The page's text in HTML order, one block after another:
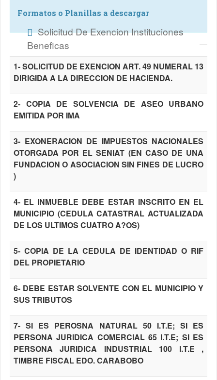
Formatos o Planillas a descargar
Solicitud De Exencion Instituciones
Beneficas
1- SOLICITUD DE EXENCION ART. 49 NUMERAL 13
DIRIGIDA A LA DIRECCION DE HACIENDA.
2- COPIA DE SOLVENCIA DE ASEO URBANO
EMITIDA POR IMA
3- EXONERACION DE IMPUESTOS NACIONALES
OTORGADA POR EL SENIAT (EN CASO DE UNA
FUNDACION O ASOCIACION SIN FINES DE LUCRO
)
4- EL INMUEBLE DEBE ESTAR INSCRITO EN EL
MUNICIPIO (CEDULA CATASTRAL ACTUALIZADA
DE LOS ULTIMOS CUATRO A?OS)
5- COPIA DE LA CEDULA DE IDENTIDAD O RIF
DEL PROPIETARIO
6- DEBE ESTAR SOLVENTE CON EL MUNICIPIO Y
SUS TRIBUTOS
7- SI ES PEROSNA NATURAL 50 I.T.E; SI ES
PERSONA JURIDICA COMERCIAL 65 I.T.E; SI ES
PERSONA JURIDICA INDUSTRIAL 100 I.T.E ,
TIMBRE FISCAL EDO. CARABOBO